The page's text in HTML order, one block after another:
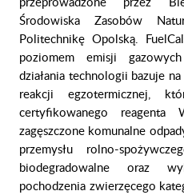
Środowiska Zasobów
Politechnikę Opolską.
poziomem emisji
działania technologii bazuje
reakcji egzotermicznej,
certyfikowanego reagenta
zagęszczone komunalne
przemysłu rolno-
biodegradowalne oraz
pochodzenia zwierzęcego